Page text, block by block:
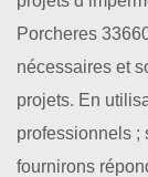
Porcheres
nécessaires et
projets. En
professionnels ;
fournirons